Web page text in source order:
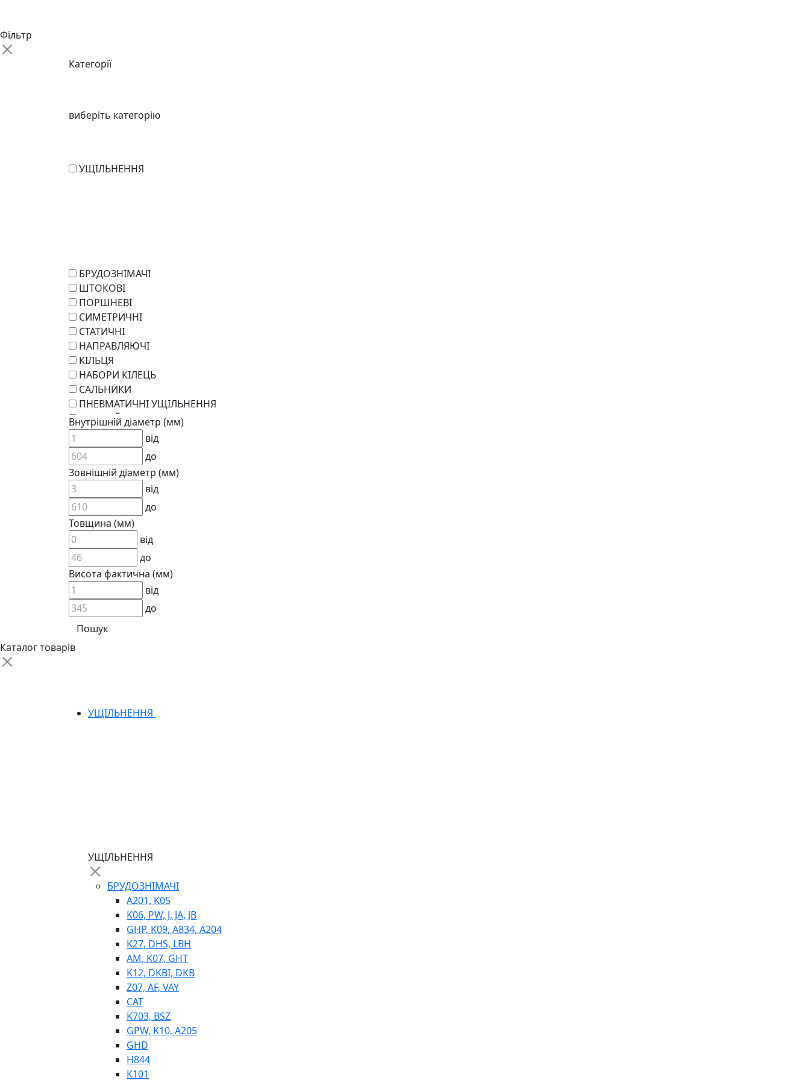
Фільтр
Категорії
виберіть категорію
УЩІЛЬНЕННЯ
БРУДОЗНІМАЧІ
ШТОКОВІ
ПОРШНЕВІ
СИМЕТРИЧНІ
СТАТИЧНІ
НАПРАВЛЯЮЧІ
КІЛЬЦЯ
НАБОРИ КІЛЕЦЬ
САЛЬНИКИ
ПНЕВМАТИЧНІ УЩІЛЬНЕННЯ
РОТАЦІЙНІ
РЕМКОМПЛЕКТИ
KARCHER
EPDM
СПЕЦІАЛЬНІ
ВСТАВКИ МУФТ (ЗІРОЧКИ)
ГІДРАВЛІКА
АДАПТЕРИ
КЛАПАНИ
КРАНИ, ДИВЕРТОРИ
ГІДРОМОТОРИ
РОТАТОРИ
ЛЕБІДКИ
ВТУЛКИ
BIMETAL
Е90, E92
Внутрішній діаметр (мм)
від
до
Зовнішній діаметр (мм)
від
до
Товщина (мм)
від
до
Висота фактична (мм)
від
до
Каталог товарів
УЩІЛЬНЕННЯ
УЩІЛЬНЕННЯ
БРУДОЗНІМАЧІ
A201, K05
K06, PW, J, JA, JB
GHP, K09, A834, A204
K27, DHS, LBH
AM, K07, GHT
K12, DKBI, DKB
Z07, AF, VAY
CAT
K703, BSZ
GPW, K10, A205
GHD
H844
К101